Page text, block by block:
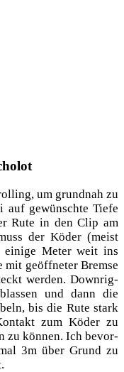
um grund­nah zu
auf gewünsch­te Tie­fe
Rute in den Clip am
der Köder (meist
eini­ge Meter weit ins
mit geöff­ne­ter Brem­se
wer­den. Down­rig­
und dann die
bis die Rute stark
zum Köder zu
zu kön­nen. Ich bevor­
3m über Grund zu